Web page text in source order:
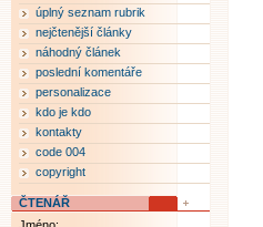
úplný seznam rubrik
nejčtenější články
náhodný článek
poslední komentáře
personalizace
kdo je kdo
kontakty
code 004
copyright
ČTENÁŘ